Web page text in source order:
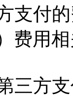
付的
费用
方支